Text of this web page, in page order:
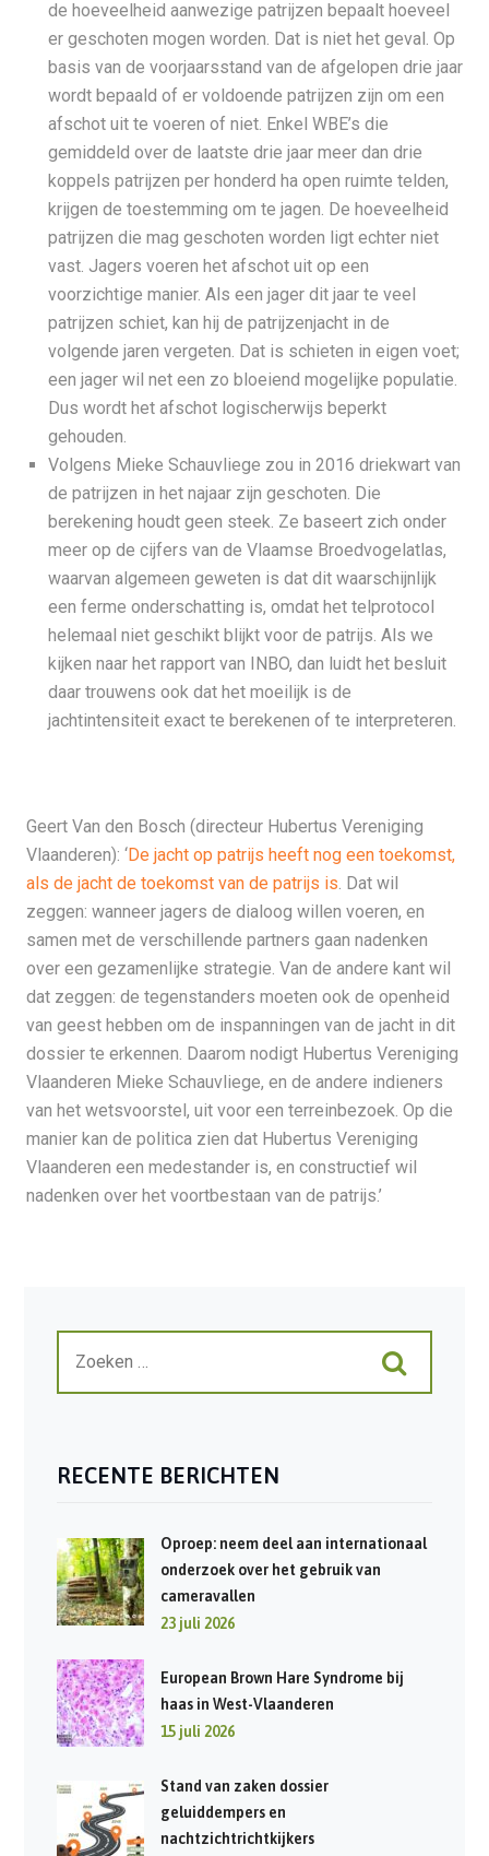
de hoeveelheid aanwezige patrijzen bepaalt hoeveel
er geschoten mogen worden. Dat is niet het geval. Op
basis van de voorjaarsstand van de afgelopen drie jaar
wordt bepaald of er voldoende patrijzen zijn om een
afschot uit te voeren of niet. Enkel WBE’s die
gemiddeld over de laatste drie jaar meer dan drie
koppels patrijzen per honderd ha open ruimte telden,
krijgen de toestemming om te jagen. De hoeveelheid
patrijzen die mag geschoten worden ligt echter niet
vast. Jagers voeren het afschot uit op een
voorzichtige manier. Als een jager dit jaar te veel
patrijzen schiet, kan hij de patrijzenjacht in de
volgende jaren vergeten. Dat is schieten in eigen voet;
een jager wil net een zo bloeiend mogelijke populatie.
Dus wordt het afschot logischerwijs beperkt
gehouden.
Volgens Mieke Schauvliege zou in 2016 driekwart van
de patrijzen in het najaar zijn geschoten. Die
berekening houdt geen steek. Ze baseert zich onder
meer op de cijfers van de Vlaamse Broedvogelatlas,
waarvan algemeen geweten is dat dit waarschijnlijk
een ferme onderschatting is, omdat het telprotocol
helemaal niet geschikt blijkt voor de patrijs. Als we
kijken naar het rapport van INBO, dan luidt het besluit
daar trouwens ook dat het moeilijk is de
jachtintensiteit exact te berekenen of te interpreteren.
Geert Van den Bosch (directeur Hubertus Vereniging
Vlaanderen): ‘De jacht op patrijs heeft nog een toekomst,
als de jacht de toekomst van de patrijs is. Dat wil
zeggen: wanneer jagers de dialoog willen voeren, en
samen met de verschillende partners gaan nadenken
over een gezamenlijke strategie. Van de andere kant wil
dat zeggen: de tegenstanders moeten ook de openheid
van geest hebben om de inspanningen van de jacht in dit
dossier te erkennen. Daarom nodigt Hubertus Vereniging
Vlaanderen Mieke Schauvliege, en de andere indieners
van het wetsvoorstel, uit voor een terreinbezoek. Op die
manier kan de politica zien dat Hubertus Vereniging
Vlaanderen een medestander is, en constructief wil
nadenken over het voortbestaan van de patrijs.’
RECENTE BERICHTEN
Oproep: neem deel aan internationaal
onderzoek over het gebruik van
cameravallen
23 juli 2026
European Brown Hare Syndrome bij
haas in West-Vlaanderen
15 juli 2026
Stand van zaken dossier
geluiddempers en
nachtzichtrichtkijkers